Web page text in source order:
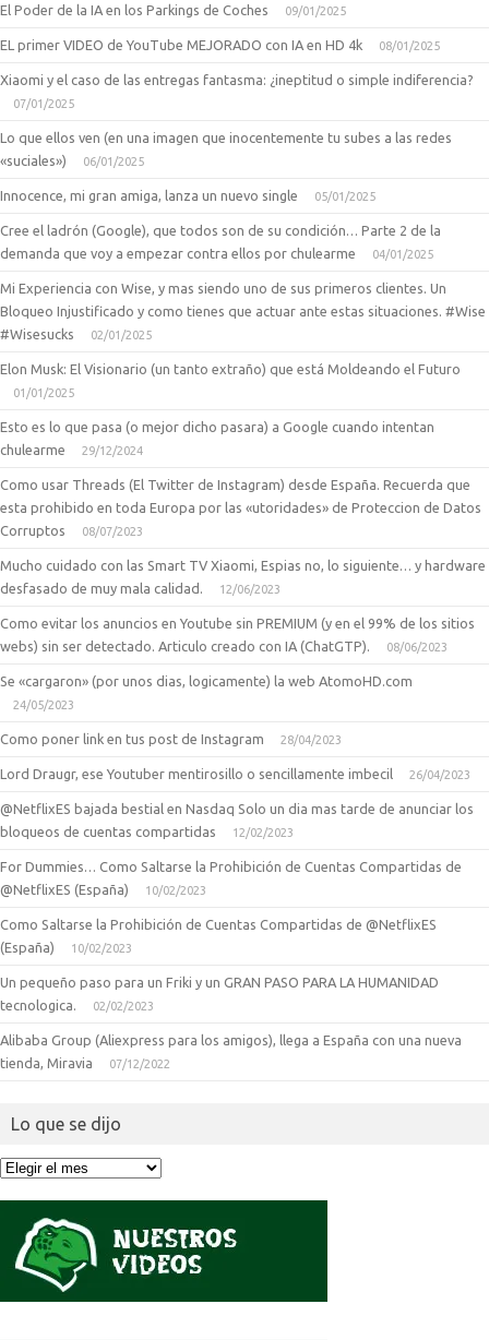
El Poder de la IA en los Parkings de Coches 09/01/2025
EL primer VIDEO de YouTube MEJORADO con IA en HD 4k 08/01/2025
Xiaomi y el caso de las entregas fantasma: ¿ineptitud o simple indiferencia?
07/01/2025
Lo que ellos ven (en una imagen que inocentemente tu subes a las redes
«suciales»)
06/01/2025
Innocence, mi gran amiga, lanza un nuevo single 05/01/2025
Cree el ladrón (Google), que todos son de su condición… Parte 2 de la
demanda que voy a empezar contra ellos por chulearme
04/01/2025
Mi Experiencia con Wise, y mas siendo uno de sus primeros clientes. Un
Bloqueo Injustificado y como tienes que actuar ante estas situaciones. #Wise
#Wisesucks
02/01/2025
Elon Musk: El Visionario (un tanto extraño) que está Moldeando el Futuro
01/01/2025
Esto es lo que pasa (o mejor dicho pasara) a Google cuando intentan
chulearme
29/12/2024
Como usar Threads (El Twitter de Instagram) desde España. Recuerda que
esta prohibido en toda Europa por las «utoridades» de Proteccion de Datos
Corruptos
08/07/2023
Mucho cuidado con las Smart TV Xiaomi, Espias no, lo siguiente… y hardware
desfasado de muy mala calidad.
12/06/2023
Como evitar los anuncios en Youtube sin PREMIUM (y en el 99% de los sitios
webs) sin ser detectado. Articulo creado con IA (ChatGTP).
08/06/2023
Se «cargaron» (por unos dias, logicamente) la web AtomoHD.com
24/05/2023
Como poner link en tus post de Instagram 28/04/2023
Lord Draugr, ese Youtuber mentirosillo o sencillamente imbecil 26/04/2023
@NetflixES bajada bestial en Nasdaq Solo un dia mas tarde de anunciar los
bloqueos de cuentas compartidas
12/02/2023
For Dummies… Como Saltarse la Prohibición de Cuentas Compartidas de
@NetflixES (España)
10/02/2023
Como Saltarse la Prohibición de Cuentas Compartidas de @NetflixES
(España)
10/02/2023
Un pequeño paso para un Friki y un GRAN PASO PARA LA HUMANIDAD
tecnologica.
02/02/2023
Alibaba Group (Aliexpress para los amigos), llega a España con una nueva
tienda, Miravia
07/12/2022
Lo que se dijo
Lo